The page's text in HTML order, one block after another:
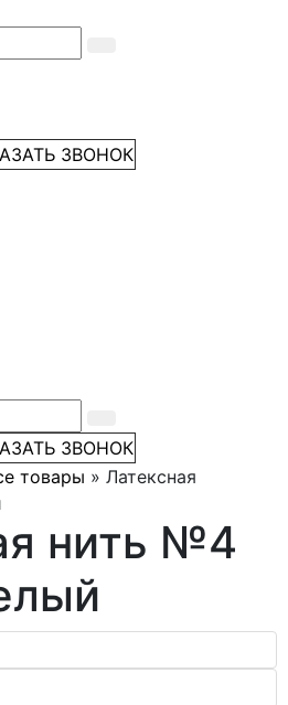
ЗВОНОК
ЗВОНОК
товары » Латексная
нить №4